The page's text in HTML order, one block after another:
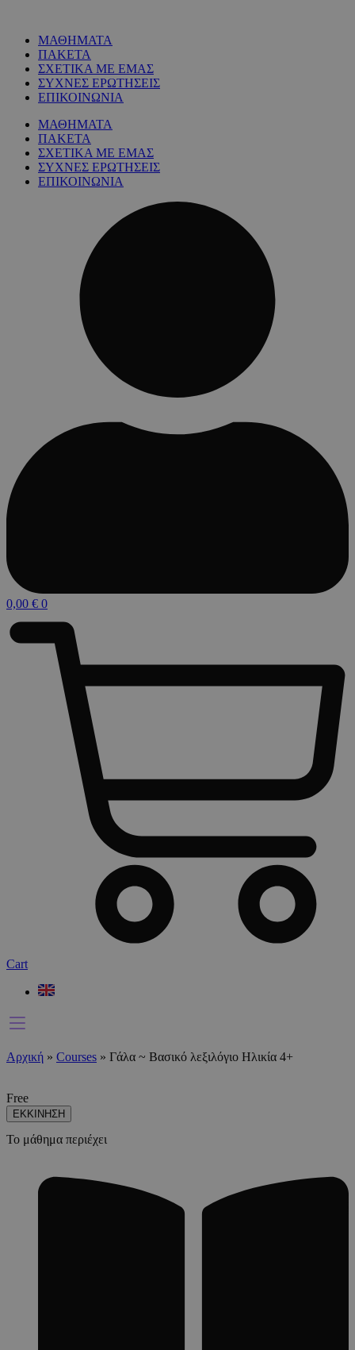
ΜΑΘΗΜΑΤΑ
ΠΑΚΕΤΑ
ΣΧΕΤΙΚΑ ΜΕ ΕΜΑΣ
ΣΥΧΝΕΣ ΕΡΩΤΗΣΕΙΣ
ΕΠΙΚΟΙΝΩΝΙΑ
ΜΑΘΗΜΑΤΑ
ΠΑΚΕΤΑ
ΣΧΕΤΙΚΑ ΜΕ ΕΜΑΣ
ΣΥΧΝΕΣ ΕΡΩΤΗΣΕΙΣ
ΕΠΙΚΟΙΝΩΝΙΑ
0,00 € 0
Cart
Αρχική » Courses » Γάλα ~ Βασικό λεξιλόγιο Ηλικία 4+
Free
ΕΚΚΙΝΗΣΗ
Το μάθημα περιέχει